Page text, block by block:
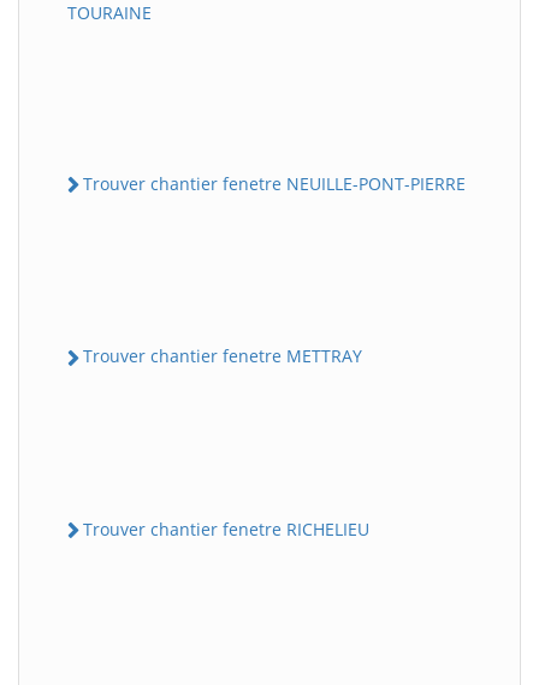
TOURAINE
Trouver chantier fenetre NEUILLE-PONT-PIERRE
Trouver chantier fenetre METTRAY
Trouver chantier fenetre RICHELIEU